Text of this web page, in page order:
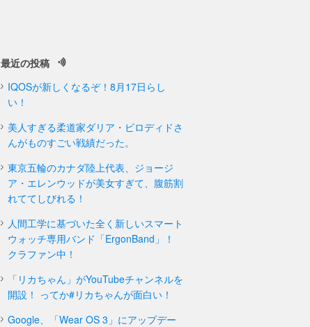
最近の投稿
IQOSが新しくなるぞ！8月17日らし
い！
美人すぎる柔道家ダリア・ビロディドさ
んがものすごい戦績だった。
東京五輪のカナダ陸上代表、ジョージ
ア・エレンウッドが美女すぎて、腹筋割
れててしびれる！
人間工学に基づいた全く新しいスマート
ウォッチ専用バンド「ErgonBand」！
クラファン中！
「リカちゃん」がYouTubeチャンネルを
開設！ ってか#リカちゃんが面白い！
Google、「Wear OS 3」にアップデー